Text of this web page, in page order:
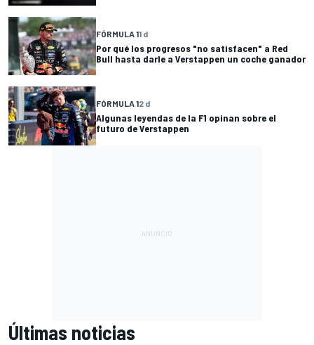
FÓRMULA 11 d
Por qué los progresos "no satisfacen" a Red
Bull hasta darle a Verstappen un coche ganador
FÓRMULA 12 d
Algunas leyendas de la F1 opinan sobre el
futuro de Verstappen
Últimas noticias